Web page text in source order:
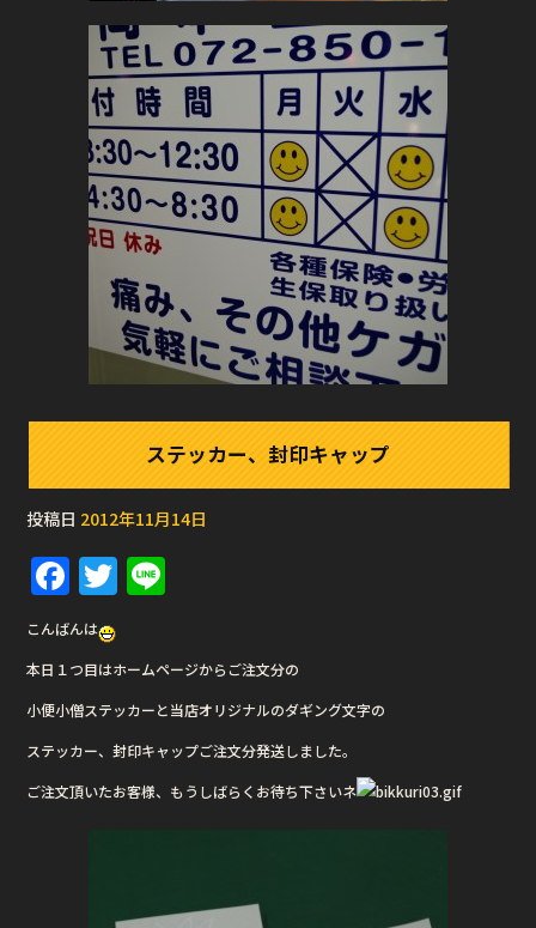
ステッカー、封印キャップ
投稿日 2012年11月14日
F
a
c
e
b
o
o
T
it
te
r
e
こんばんは
本日１つ目はホームページからご注文分の
小便小僧ステッカーと当店オリジナルのダギング文字の
ステッカー、封印キャップご注文分発送しました。
ご注文頂いたお客様、もうしばらくお待ち下さいネ